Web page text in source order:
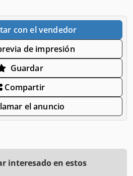
con el vendedor
de impresión
Guardar
Compartir
el anuncio
interesado en estos